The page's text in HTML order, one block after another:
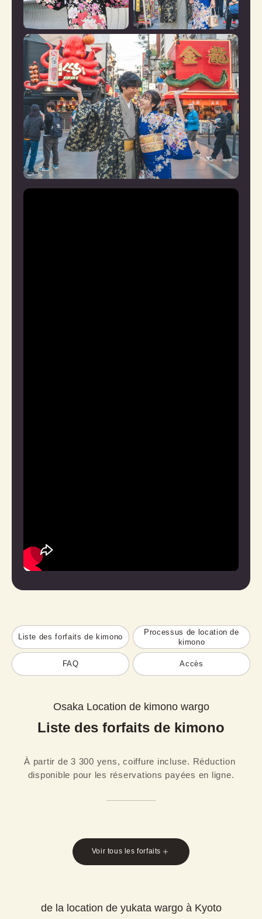
Liste des forfaits de kimono
Processus de location de
kimono
FAQ Accès
Osaka Location de kimono wargo
Liste des forfaits de kimono
À partir de 3 300 yens, coiffure incluse. Réduction
disponible pour les réservations payées en ligne.
Voir tous les forfaits
de la location de yukata wargo à Kyoto